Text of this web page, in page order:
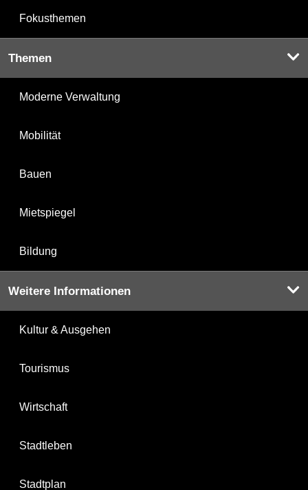
Fokusthemen
Themen
Moderne Verwaltung
Mobilität
Bauen
Mietspiegel
Bildung
Weitere Informationen
Kultur & Ausgehen
Tourismus
Wirtschaft
Stadtleben
Stadtplan